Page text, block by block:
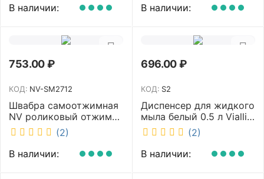
11123
В наличии:
В наличии:
753.00₽
КОД: NV-SM2712
Швабра самоотжимная
NV роликовый отжим
насадка PVA 27 см
телескопическая
рукоятка 70-125 см NV-
SM2712
(2)
В наличии:
696.00₽
КОД: S2
Диспенсер для жидкого
мыла белый 0.5 л Vialli
S2
(2)
В наличии: